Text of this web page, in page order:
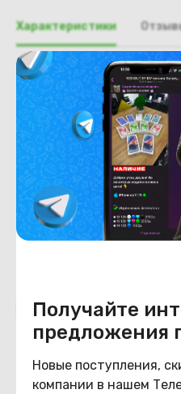
Получайте
предложения
Новые поступления,
компании в нашем
Характеристики
Общая информация
Производитель
Acer
Тип товара
Состояние
Состояние
Похожие